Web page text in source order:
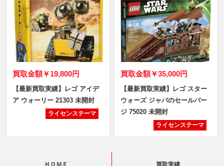
買取金額￥19,800円
【最新買取実績】レゴ アイデ
ア ウォーリー 21303 未開封
ライセンステーマ
買取金額￥35,000円
【最新買取実績】レゴ スター
ウォーズ ジャバのセールバー
ジ 75020 未開封
ライセンステーマ
ＨＯＭＥ 買取実績